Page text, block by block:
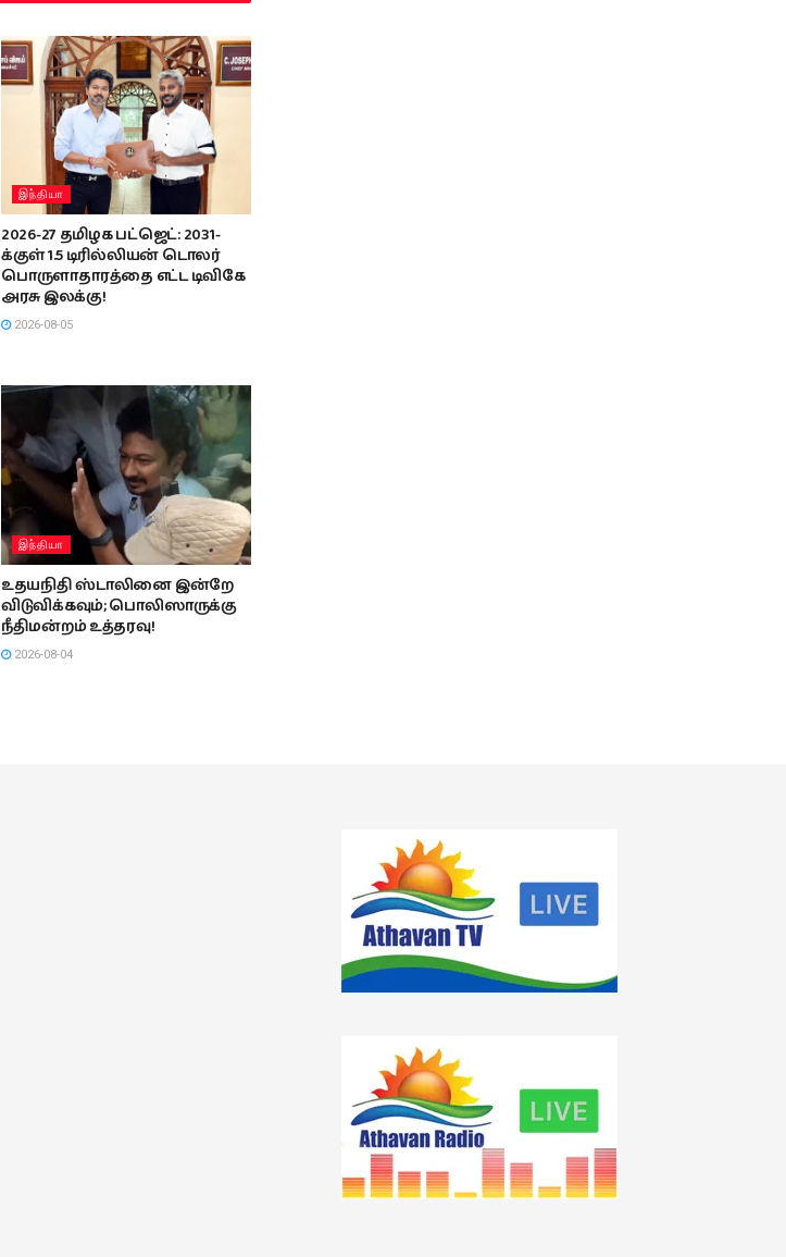
இந்தியா
2026-27 தமிழக பட்ஜெட்: 2031-
க்குள் 1.5 டிரில்லியன் டொலர்
பொருளாதாரத்தை எட்ட டிவிகே
அரசு இலக்கு!
2026-08-05
இந்தியா
உதயநிதி ஸ்டாலினை இன்றே
விடுவிக்கவும்; பொலிஸாருக்கு
நீதிமன்றம் உத்தரவு!
2026-08-04